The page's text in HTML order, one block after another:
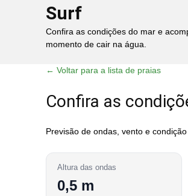
Surf
Confira as condições do mar e
momento de cair na água.
← Voltar para a lista de praias
Confira as
Previsão de ondas, vento e
Altura das ondas
0,5 m